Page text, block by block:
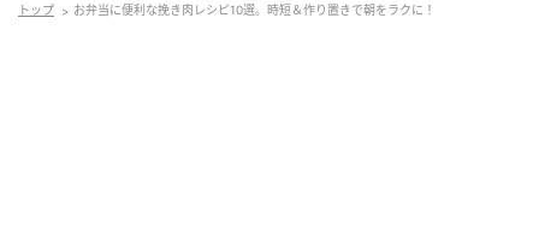
トップ お弁当に便利な挽き肉レシピ10選。時短＆作り置きで朝をラクに！